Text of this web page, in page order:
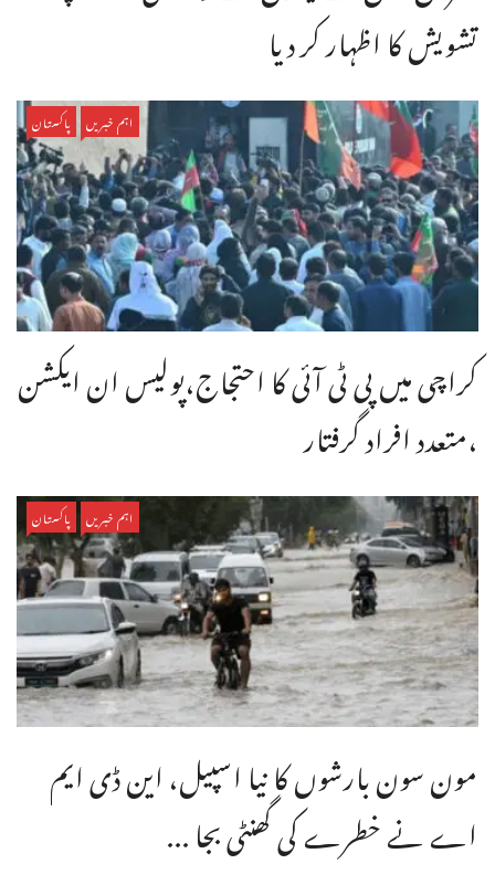
تشویش کا اظہار کر دیا
اہم خبریں پاکستان
کراچی میں پی ٹی آئی کا احتجاج،پولیس ان ایکشن
،متعدد افراد گرفتار
اہم خبریں پاکستان
مون سون بارشوں کا نیا اسپیل، این ڈی ایم
اے نے خطرے کی گھنٹی بجا ...